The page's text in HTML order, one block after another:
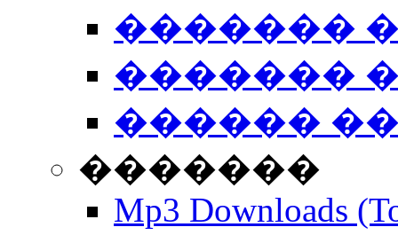
�������
�������
������
�������
Mp3 Downloads